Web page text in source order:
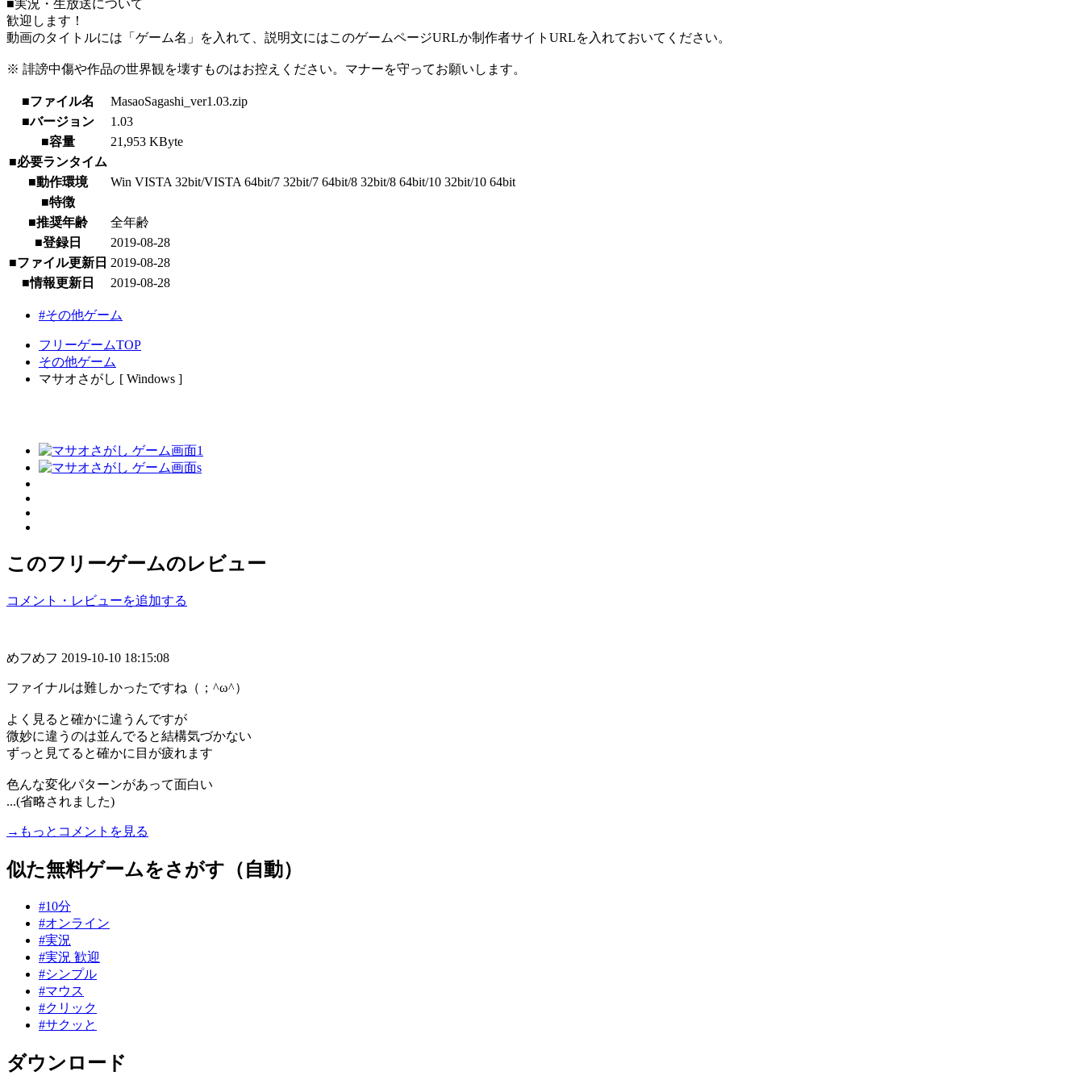
■実況・生放送について
歓迎します！
動画のタイトルには「ゲーム名」を入れて、説明文にはこのゲームページURLか制作者サイトURLを入れておいてください。
※ 誹謗中傷や作品の世界観を壊すものはお控えください。マナーを守ってお願いします。
■ファイル名
MasaoSagashi_ver1.03.zip
■バージョン
1.03
■容量
21,953 KByte
■必要ランタイム
■動作環境
Win VISTA 32bit/VISTA 64bit/7 32bit/7 64bit/8 32bit/8 64bit/10 32bit/10 64bit
■特徴
■推奨年齢
全年齢
■登録日
2019-08-28
■ファイル更新日 2019-08-28
■情報更新日
2019-08-28
#その他ゲーム
フリーゲームTOP
その他ゲーム
マサオさがし [ Windows ]
このフリーゲームのレビュー
コメント・レビューを追加する
めフめフ 2019-10-10 18:15:08
ファイナルは難しかったですね（；^ω^）
よく見ると確かに違うんですが
微妙に違うのは並んでると結構気づかない
ずっと見てると確かに目が疲れます
色んな変化パターンがあって面白い
...(省略されました)
→もっとコメントを見る
似た無料ゲームをさがす（自動）
#10分
#オンライン
#実況
#実況 歓迎
#シンプル
#マウス
#クリック
#サクッと
ダウンロード